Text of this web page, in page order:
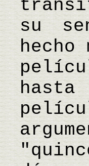
su